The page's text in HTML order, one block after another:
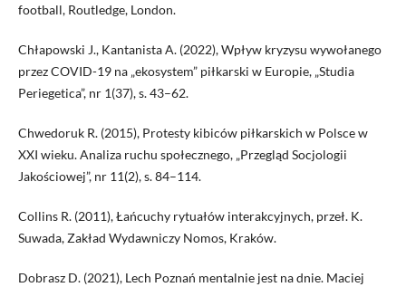
football, Routledge, London.
Chłapowski J., Kantanista A. (2022), Wpływ kryzysu wywołanego
przez COVID-19 na „ekosystem” piłkarski w Europie, „Studia
Periegetica”, nr 1(37), s. 43–62.
Chwedoruk R. (2015), Protesty kibiców piłkarskich w Polsce w
XXI wieku. Analiza ruchu społecznego, „Przegląd Socjologii
Jakościowej”, nr 11(2), s. 84–114.
Collins R. (2011), Łańcuchy rytuałów interakcyjnych, przeł. K.
Suwada, Zakład Wydawniczy Nomos, Kraków.
Dobrasz D. (2021), Lech Poznań mentalnie jest na dnie. Maciej